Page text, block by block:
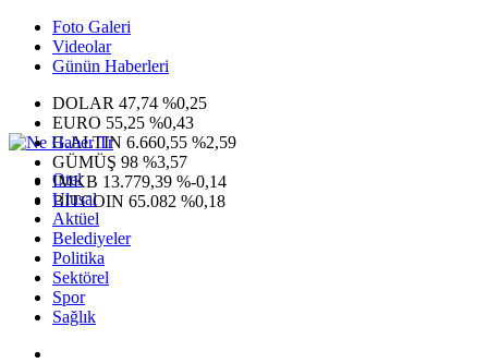
Foto Galeri
Videolar
Günün Haberleri
DOLAR 47,74 %0,25
EURO 55,25 %0,43
G.ALTIN 6.660,55 %2,59
GÜMÜŞ 98 %3,57
IMKB 13.779,39 %-0,14
BITCOIN 65.082 %0,18
Otel
Ulusal
Aktüel
Belediyeler
Politika
Sektörel
Spor
Sağlık